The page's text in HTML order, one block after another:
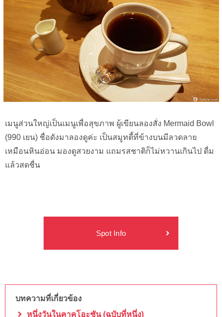
เมนูส่วนใหญ่เป็นเมนูเพื่อสุขภาพ ผู้เขียนลองสั่ง Mermaid Bowl
(990 เยน) ชื่อดังมาลองดูค่ะ เป็นสมูทตี้ที่ข้างบนมีลวดลาย
เหมือนหินอ่อน มองดูสวยงาม แถมรสชาติก็ไม่หวานเกินไป ดื่ม
แล้วสดชื่น
Spot Info
บทความที่เกี่ยวข้อง
หนึ่งวันในคาคุโอะซัน (ฉบับที่หนึ่ง)